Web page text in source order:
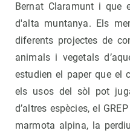
Bernat Claramunt i que
d'alta muntanya. Els
diferents projectes de
animals i vegetals
estudien el paper que el
els usos del sòl pot
d’altres espècies, el
marmota alpina, la